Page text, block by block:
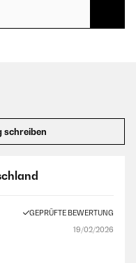
schreiben
GEPRÜFTE BEWERTUNG
19/02/2026